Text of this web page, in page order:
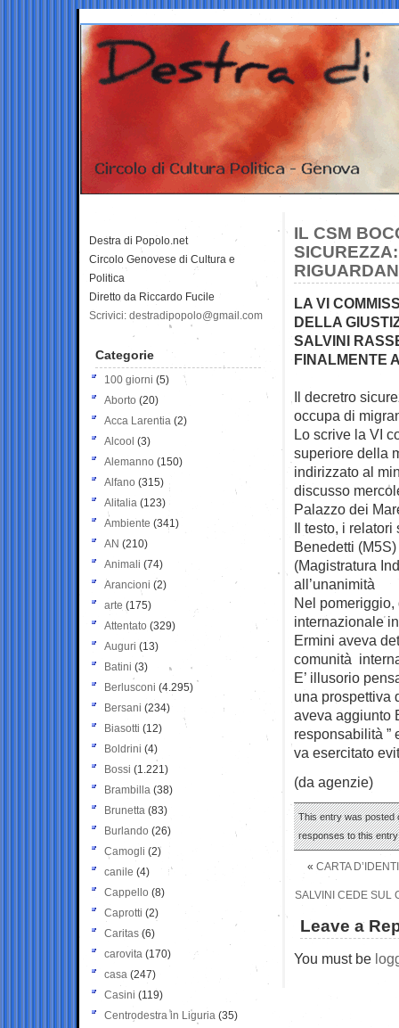
IL CSM
LA VI
DELLA
SALVINI
FINALMENTE
Il decretro
occupa di
Lo scrive la VI
superiore della
indirizzato al
discusso
Palazzo dei
Il testo, i
Benedetti
(Magistratura
all’unanimità
Nel
internazionale
Ermini aveva
comunità
E’ illusorio
una prospettiva
aveva aggiunto
responsabilità ”
va esercitato
(da agenzie)
This entry was posted
responses to this
« CARTA
SALVINI CEDE SUL
Leave a
You must be
Destra di Popolo.net
Circolo Genovese di Cultura e
Politica
Diretto da Riccardo Fucile
Scrivici: destradipopolo@gmail.com
Categorie
100 giorni (5)
Aborto (20)
Acca Larentia (2)
Alcool (3)
Alemanno (150)
Alfano (315)
Alitalia (123)
Ambiente (341)
AN (210)
Animali (74)
Arancioni (2)
arte (175)
Attentato (329)
Auguri (13)
Batini (3)
Berlusconi (4.295)
Bersani (234)
Biasotti (12)
Boldrini (4)
Bossi (1.221)
Brambilla (38)
Brunetta (83)
Burlando (26)
Camogli (2)
canile (4)
Cappello (8)
Caprotti (2)
Caritas (6)
carovita (170)
casa (247)
Casini (119)
Centrodestra in Liguria (35)